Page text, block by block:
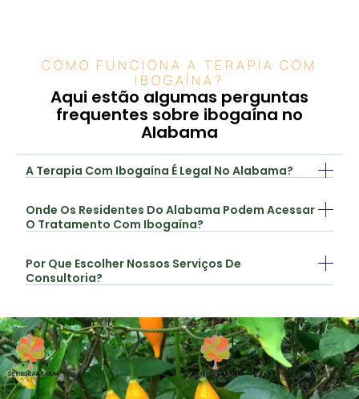
COMO FUNCIONA A TERAPIA COM
IBOGAÍNA?
Aqui estão algumas perguntas
frequentes sobre ibogaína no
Alabama
A Terapia Com Ibogaína É Legal No Alabama?
Onde Os Residentes Do Alabama Podem Acessar
O Tratamento Com Ibogaína?
Por Que Escolher Nossos Serviços De
Consultoria?